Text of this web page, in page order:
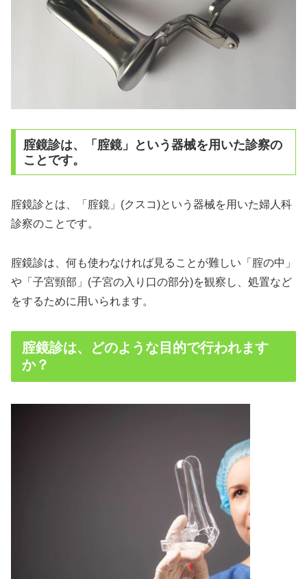
腟鏡診は、「腟鏡」という器械を用いた診察の
ことです。
腟鏡診とは、「腟鏡」(クスコ)という器械を用いた婦人科
診察のことです。
腟鏡診は、何も使わなければ見ることが難しい「腟の中」
や「子宮頸部」(子宮の入り口の部分)を観察し、処置など
をするために用いられます。
腟鏡診は、どのような目的で行われます
か？